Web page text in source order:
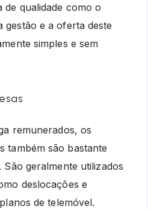
qualidade como o
e a oferta deste
simples e sem
remunerados, os
também são bastante
São geralmente utilizados
deslocações e
de telemóvel.